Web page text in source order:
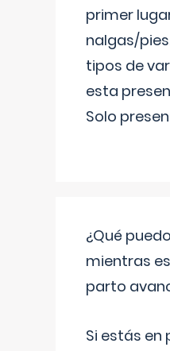
primer
nalgas/
tipos de
esta
Solo
¿Qué
mientras
parto
Si estás